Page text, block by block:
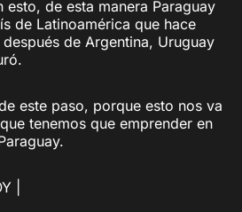
esto, de esta manera Paraguay
de Latinoamérica que hace
de Argentina, Uruguay
este paso, porque esto nos va
tenemos que emprender en
|